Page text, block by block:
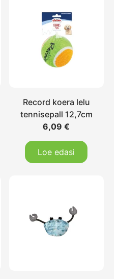
Record koera lelu
tennisepall 12,7cm
6,09€
Loe edasi